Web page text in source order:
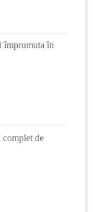
împrumuta în
de